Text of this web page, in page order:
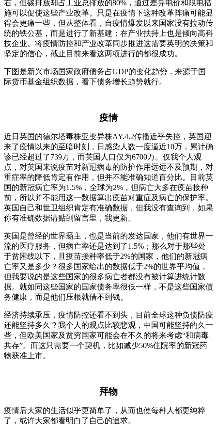
右，但碳排放却占工业总排放的80%，通过差异电价和限电措
施可以促使这些产业改革。只是在疫情下这种改革阵痛可能显
得会更痛一些，但从整体看，自疫情爆发以来国家没有拉动传
统的铁公基，而是进行了新基建；在产业扶持上也是倾向高科
技企业。将疫情防控和产业改革同步推进这需要英明的决策和
坚定的信心，截止目前来看这两项进行的都很成功。
下图是新兴市场国家政府债务占GDP的变化趋势，来源于国
际货币基金组织数据，看下债务增长趋势就行。
疫情
近日英国的德尔塔毒株亚变异株AY.4.2传播近乎失控，英国迎
来了疫情以来的至暗时刻，日感染人数一度逼近10万，累计确
诊已经超过了739万，而英国人口仅为6700万。仅我个人观
点，对英国来说疫苗对新冠病毒的防护作用远远不及预期，对
重症率的降低肯定有作用，但并不能准确知道百分比。目前英
国的新冠病亡率为1.5%，全球为2%，但病亡大多在疫苗接种
前，所以并不能用这一数据算出疫苗对重症及病亡的保护率。
英国自己和世卫组织肯定有准确数据，但我没有查询到，如果
你有准确数据请贴到留言里，我更新。
英国是曾经的世界霸主，也是当前的发达国家，他们有世界一
流的医疗服务，但病亡率还是达到了1.5%；那么对于那些处
于贫困线以下，且疫苗接种率低于2%的国家，他们的新冠病
亡率又是多少？很多国家给出的数据低于2%的世界平均值，
但我要说的是这些国家的很多病亡者都没有被计算进统计数
据。就如同这些国家的国家债务率很低一样，不是这些国家债
务健康，而是他们压根就借不到钱。
经济持续承压，疫情防控还看不到头，目前全球这种负债防疫
还能坚持多久？我个人的观点比较悲观，中国可能坚持的久一
些，但欧美国家及贫穷国家可能会在不久的将来考虑“和病毒
共存”。而这只需要一个契机，比如减少50%住院率的新冠药
物获准上市。
拜物
疫情后大家的生活似乎更简单了，从而也使每种人都更纯粹
了，或许大家都看明白了自己的追求。